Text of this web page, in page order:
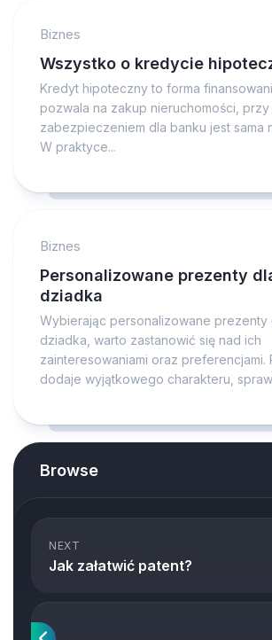
Biznes
Wszystko o kredycie
Kredyt hipoteczny to forma
pozwala na zakup nieruchomości, przy
zabezpieczeniem dla banku jest sama
W praktyce...
Biznes
Personalizowane prezenty
dziadka
Wybierając personalizowane prezenty
dziadka, warto zastanowić się nad ich
zainteresowaniami oraz preferencjami.
dodaje wyjątkowego charakteru,
Browse
NEXT
Jak załatwić patent?